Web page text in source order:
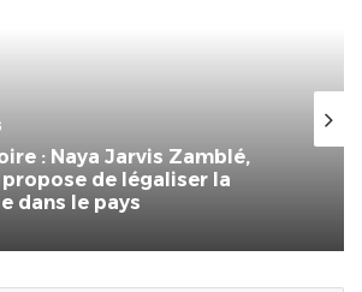
: Naya Jarvis Zamblé,
de légaliser la
dans le pays